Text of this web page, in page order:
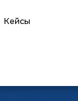
Кейсы
Более